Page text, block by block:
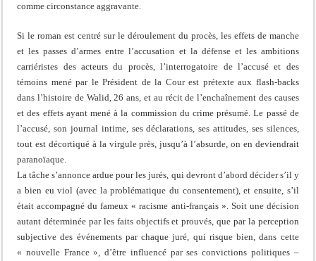
comme circonstance aggravante.
Si le roman est centré sur le déroulement du procès, les effets de manche
et les passes d’armes entre l’accusation et la défense et les ambitions
carriéristes des acteurs du procès, l’interrogatoire de l’accusé et des
témoins mené par le Président de la Cour est prétexte aux flash-backs
dans l’histoire de Walid, 26 ans, et au récit de l’enchaînement des causes
et des effets ayant mené à la commission du crime présumé. Le passé de
l’accusé, son journal intime, ses déclarations, ses attitudes, ses silences,
tout est décortiqué à la virgule près, jusqu’à l’absurde, on en deviendrait
paranoïaque.
La tâche s’annonce ardue pour les jurés, qui devront d’abord décider s’il y
a bien eu viol (avec la problématique du consentement), et ensuite, s’il
était accompagné du fameux « racisme anti-français ». Soit une décision
autant déterminée par les faits objectifs et prouvés, que par la perception
subjective des événements par chaque juré, qui risque bien, dans cette
« nouvelle France », d’être influencé par ses convictions politiques –